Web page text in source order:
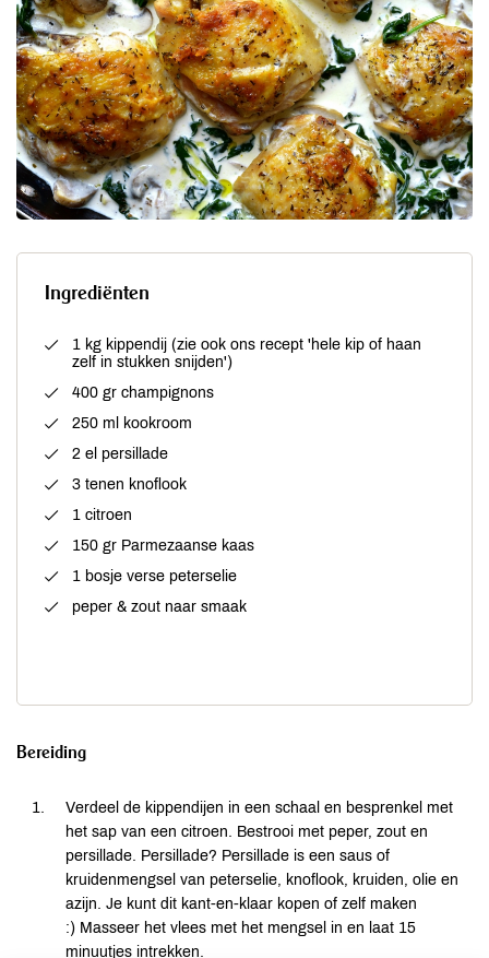
Ingrediënten
1 kg kippendij (zie ook ons recept 'hele kip of haan
zelf in stukken snijden')
400 gr champignons
250 ml kookroom
2 el persillade
3 tenen knoflook
1 citroen
150 gr Parmezaanse kaas
1 bosje verse peterselie
peper & zout naar smaak
Bereiding
Verdeel de kippendijen in een schaal en besprenkel met
het sap van een citroen. Bestrooi met peper, zout en
persillade. Persillade? Persillade is een saus of
kruidenmengsel van peterselie, knoflook, kruiden, olie en
azijn. Je kunt dit kant-en-klaar kopen of zelf maken
:) Masseer het vlees met het mengsel in en laat 15
minuutjes intrekken.